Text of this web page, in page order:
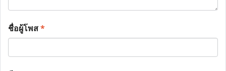
ชื่อผู้โพส*